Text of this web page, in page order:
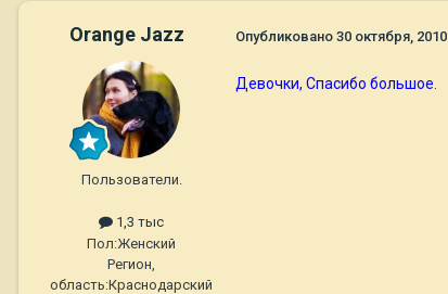
Orange Jazz
Пользователи.
1,3 тыс
Пол:Женский
Регион,
область:Краснодарский
Опубликовано 30 октября, 2010
Девочки, Спасибо большое.